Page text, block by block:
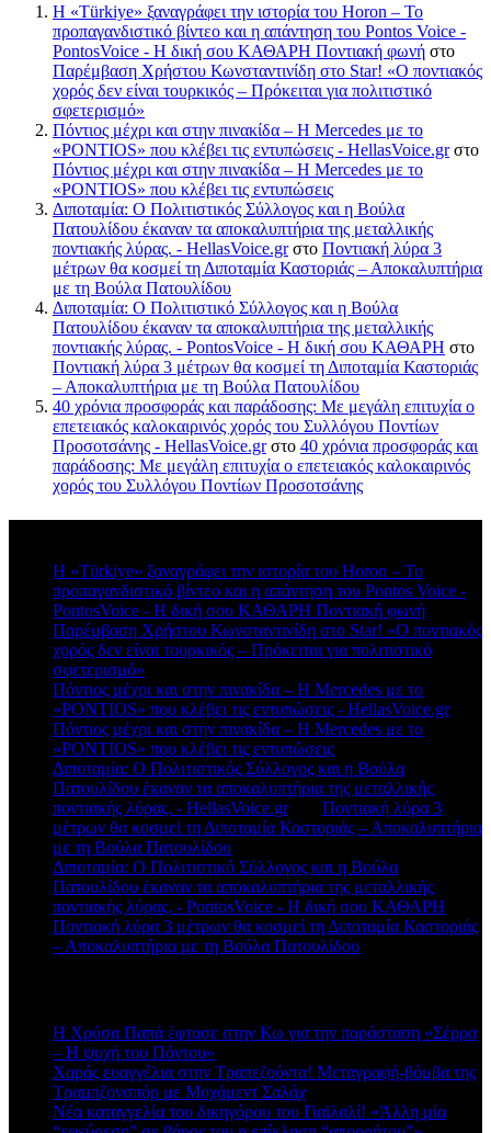
Η «Türkiye» ξαναγράφει την ιστορία του Horon – Το
προπαγανδιστικό βίντεο και η απάντηση του Pontos Voice -
PontosVoice - H δική σου ΚΑΘΑΡΗ Ποντιακή φωνή στο
Παρέμβαση Χρήστου Κωνσταντινίδη στο Star! «Ο ποντιακός
χορός δεν είναι τουρκικός – Πρόκειται για πολιτιστικό
σφετερισμό»
Πόντιος μέχρι και στην πινακίδα – Η Mercedes με το
«PONTIOS» που κλέβει τις εντυπώσεις - HellasVoice.grστο
Πόντιος μέχρι και στην πινακίδα – Η Mercedes με το
«PONTIOS» που κλέβει τις εντυπώσεις
Διποταμία: Ο Πολιτιστικός Σύλλογος και η Βούλα
Πατουλίδου έκαναν τα αποκαλυπτήρια της μεταλλικής
ποντιακής λύρας. - HellasVoice.grστο Ποντιακή λύρα 3
μέτρων θα κοσμεί τη Διποταμία Καστοριάς – Αποκαλυπτήρια
με τη Βούλα Πατουλίδου
Διποταμία: Ο Πολιτιστικό Σύλλογος και η Βούλα
Πατουλίδου έκαναν τα αποκαλυπτήρια της μεταλλικής
ποντιακής λύρας. - PontosVoice - H δική σου ΚΑΘΑΡΗ στο
Ποντιακή λύρα 3 μέτρων θα κοσμεί τη Διποταμία Καστοριάς
– Αποκαλυπτήρια με τη Βούλα Πατουλίδου
40 χρόνια προσφοράς και παράδοσης: Με μεγάλη επιτυχία ο
επετειακός καλοκαιρινός χορός του Συλλόγου Ποντίων
Προσοτσάνης - HellasVoice.grστο 40 χρόνια προσφοράς και
παράδοσης: Με μεγάλη επιτυχία ο επετειακός καλοκαιρινός
χορός του Συλλόγου Ποντίων Προσοτσάνης
Η «Türkiye» ξαναγράφει την ιστορία του Horon – Το
προπαγανδιστικό βίντεο και η απάντηση του Pontos Voice -
PontosVoice - H δική σου ΚΑΘΑΡΗ Ποντιακή φωνή
Παρέμβαση Χρήστου Κωνσταντινίδη στο Star! «Ο ποντιακός
χορός δεν είναι τουρκικός – Πρόκειται για πολιτιστικό
σφετερισμό»
Πόντιος μέχρι και στην πινακίδα – Η Mercedes με το
«PONTIOS» που κλέβει τις εντυπώσεις - HellasVoice.grστο
Πόντιος μέχρι και στην πινακίδα – Η Mercedes με το
«PONTIOS» που κλέβει τις εντυπώσεις
Διποταμία: Ο Πολιτιστικός Σύλλογος και η Βούλα
Πατουλίδου έκαναν τα αποκαλυπτήρια της μεταλλικής
ποντιακής λύρας. - HellasVoice.grστο Ποντιακή λύρα 3
μέτρων θα κοσμεί τη Διποταμία Καστοριάς – Αποκαλυπτήρια
με τη Βούλα Πατουλίδου
Διποταμία: Ο Πολιτιστικό Σύλλογος και η Βούλα
Πατουλίδου έκαναν τα αποκαλυπτήρια της μεταλλικής
ποντιακής λύρας. - PontosVoice - H δική σου ΚΑΘΑΡΗ
Ποντιακή λύρα 3 μέτρων θα κοσμεί τη Διποταμία Καστοριάς
– Αποκαλυπτήρια με τη Βούλα Πατουλίδου
Η Χρύσα Παπά έφτασε στην Κω για την παράσταση «Σέρρα
– Η ψυχή του Πόντου»
Χαράς ευαγγέλια στην Τραπεζούντα! Μεταγραφή-βόμβα της
Τραμπζονσπόρ με Μοχάμεντ Σαλάχ
Νέα καταγγελία του δικηγόρου του Γιαϊλαλί! «Άλλη μία